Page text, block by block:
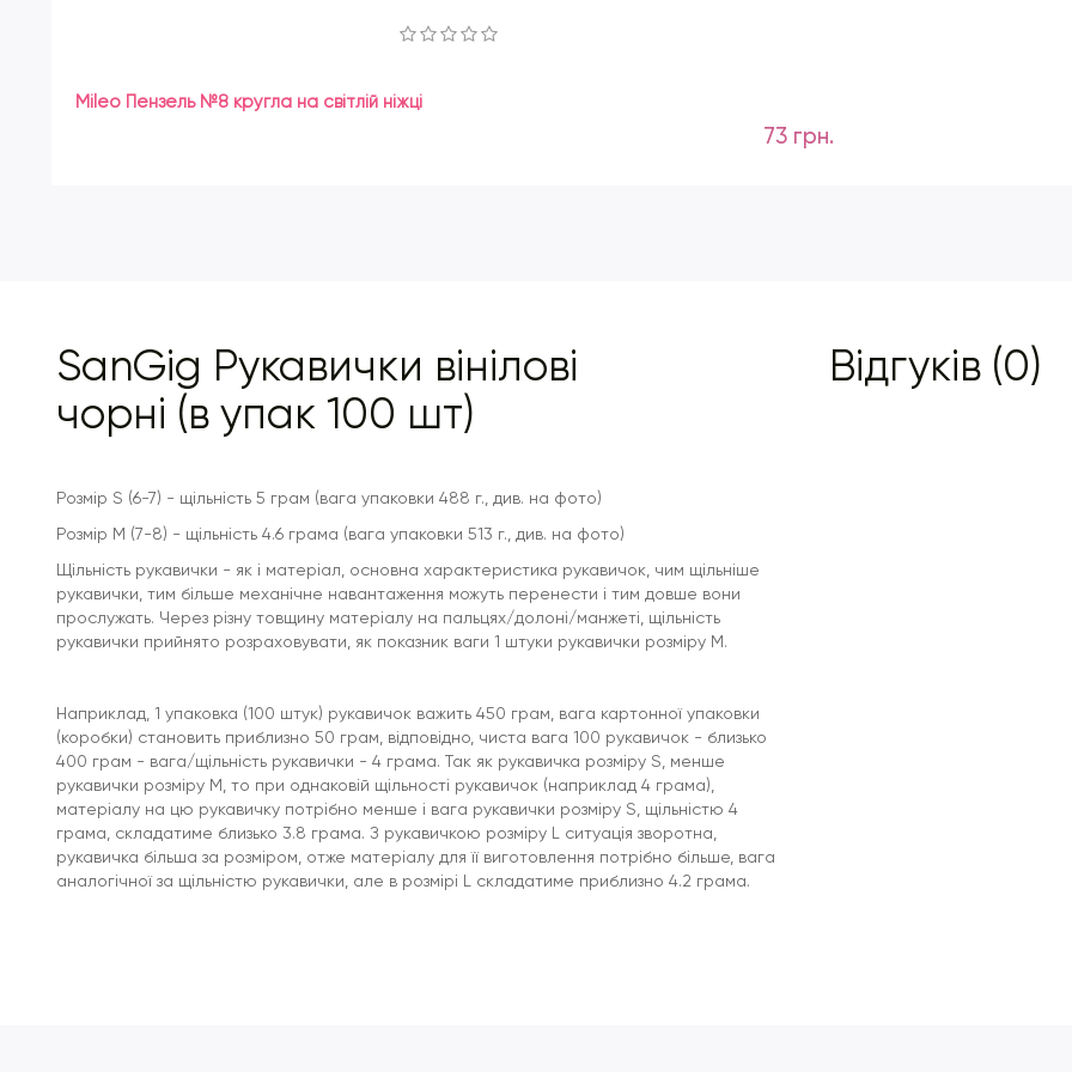
Mileo Пензель №8 кругла на світлій ніжці
73 грн.
SanGig Рукавички вінілові
чорні (в упак 100 шт)
Розмір S (6-7) - щільність 5 грам (вага упаковки 488 г., див. на фото)
Розмір M (7-8) - щільність 4.6 грама (вага упаковки 513 г., див. на фото)
Щільність рукавички - як і матеріал, основна характеристика рукавичок, чим щільніше
рукавички, тим більше механічне навантаження можуть перенести і тим довше вони
прослужать. Через різну товщину матеріалу на пальцях/долоні/манжеті, щільність
рукавички прийнято розраховувати, як показник ваги 1 штуки рукавички розміру М.
Наприклад, 1 упаковка (100 штук) рукавичок важить 450 грам, вага картонної упаковки
(коробки) становить приблизно 50 грам, відповідно, чиста вага 100 рукавичок - близько
400 грам - вага/щільність рукавички - 4 грама. Так як рукавичка розміру S, менше
рукавички розміру М, то при однаковій щільності рукавичок (наприклад 4 грама),
матеріалу на цю рукавичку потрібно менше і вага рукавички розміру S, щільністю 4
грама, складатиме близько 3.8 грама. З рукавичкою розміру L ситуація зворотна,
рукавичка більша за розміром, отже матеріалу для її виготовлення потрібно більше, вага
аналогічної за щільністю рукавички, але в розмірі L складатиме приблизно 4.2 грама.
Відгуків (0)